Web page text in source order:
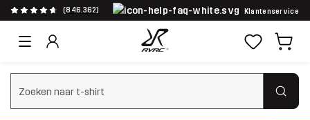
(846.362) Klantenservice
Zoeken wissen